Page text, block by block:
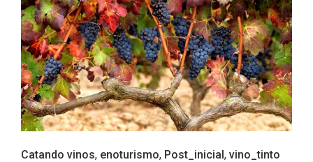
Catando vinos, enoturismo, Post_inicial, vino_tinto
ACCEDER
Ultimas entradas